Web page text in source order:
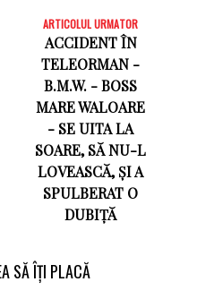
ARTICOLUL URMATOR
ACCIDENT ÎN
TELEORMAN -
B.M.W. - BOSS
MARE WALOARE
- SE UITA LA
SOARE, SĂ NU-L
LOVEASCĂ, ȘI A
SPULBERAT O
DUBIȚĂ
SĂ ÎȚI PLACĂ